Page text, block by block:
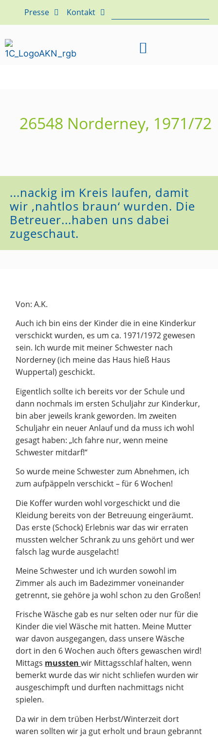
Presse Kontakt
26548 Norderney, 1971/72
...nackig im Kreis laufen, damit
wir ‚nahtlos braun‘ wurden. Die
Betreuer...haben uns dabei
zugeschaut.
Von: A.K.
Auch ich bin eins der Kinder die in eine Kinderkur
verschickt wurden, es um ca. 1971/1972 gewesen
sein. Ich wurde mit meiner Schwester nach
Norderney (ich meine das Haus hieß Haus
Wuppertal) geschickt.
Eigentlich sollte ich bereits vor der Schule und
dann nochmals im ersten Schuljahr zur Kinderkur,
bin aber jeweils krank geworden. Im zweiten
Schuljahr ein neuer Anlauf und da muss ich wohl
gesagt haben: „Ich fahre nur, wenn meine
Schwester mitdarf!“
So wurde meine Schwester zum Abnehmen, ich
zum aufpäppeln verschickt – für 6 Wochen!
Die Koffer wurden wohl vorgeschickt und die
Kleidung bereits von der Betreuung eingeräumt.
Das erste (Schock) Erlebnis war das wir erraten
mussten welcher Schrank zu uns gehört und wer
falsch lag wurde ausgelacht!
Meine Schwester und ich wurden sowohl im
Zimmer als auch im Badezimmer voneinander
getrennt, sie gehöre ja wohl schon zu den Großen!
Frische Wäsche gab es nur selten oder nur für die
Kinder die viel Wäsche mit hatten. Meine Mutter
war davon ausgegangen, dass unsere Wäsche
dort in den 6 Wochen auch öfters gewaschen wird!
Mittags musstenwir Mittagsschlaf halten, wenn
bemerkt wurde das wir nicht schliefen wurden wir
ausgeschimpft und durften nachmittags nicht
spielen.
Da wir in dem trüben Herbst/Winterzeit dort
waren sollten wir ja gut erholt und braun gebrannt